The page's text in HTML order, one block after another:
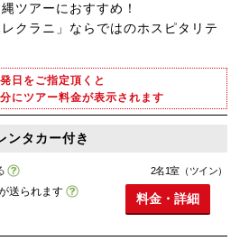
ツアーにおすすめ！
クラニ」ならではのホスピタリテ
日をご指定頂くと
にツアー料金が表示されます
ンタカー付き
送られます
2名1室（ツイン）
料金・詳細